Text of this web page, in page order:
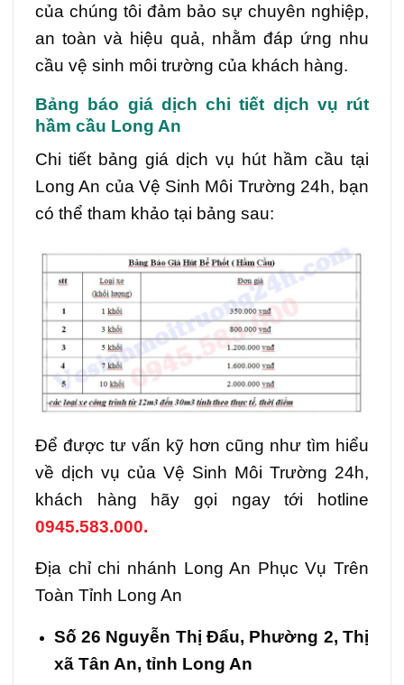
của chúng tôi đảm bảo sự chuyên nghiệp,
an toàn và hiệu quả, nhằm đáp ứng nhu
cầu vệ sinh môi trường của khách hàng.
Bảng báo giá dịch chi tiết dịch vụ rút
hầm cầu Long An
Chi tiết bảng giá dịch vụ hút hầm cầu tại
Long An của Vệ Sinh Môi Trường 24h, bạn
có thể tham khảo tại bảng sau:
Để được tư vấn kỹ hơn cũng như tìm hiểu
về dịch vụ của Vệ Sinh Môi Trường 24h,
khách hàng hãy gọi ngay tới hotline
0945.583.000.
Địa chỉ chi nhánh Long An Phục Vụ Trên
Toàn Tỉnh Long An
Số 26 Nguyễn Thị Đẩu, Phường 2, Thị
xã Tân An, tỉnh Long An